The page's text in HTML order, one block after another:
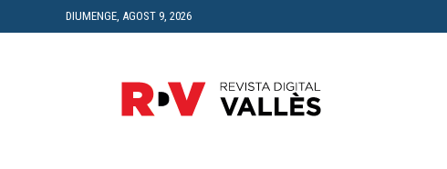
DIUMENGE, AGOST 9, 2026
Digital
del